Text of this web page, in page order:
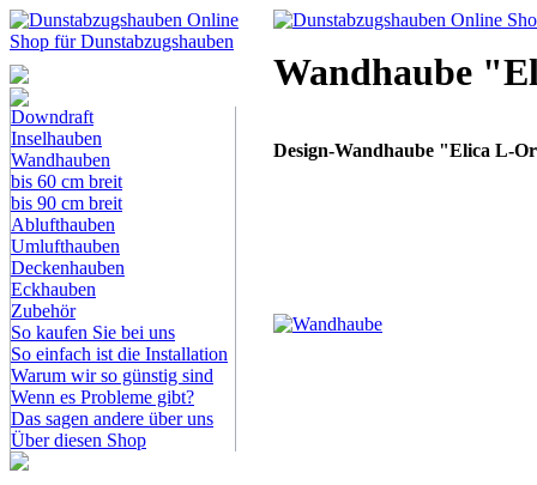
Downdraft
Inselhauben
Wandhauben
bis 60 cm breit
bis 90 cm breit
Ablufthauben
Umlufthauben
Deckenhauben
Eckhauben
Zubehör
So kaufen Sie bei uns
So einfach ist die Installation
Warum wir so günstig sind
Wenn es Probleme gibt?
Das sagen andere über uns
Über diesen Shop
Wandhaube
Design-Wandhaube "Elica L-